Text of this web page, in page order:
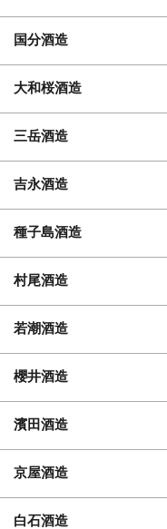
国分酒造
大和桜酒造
三岳酒造
吉永酒造
種子島酒造
村尾酒造
若潮酒造
櫻井酒造
濱田酒造
京屋酒造
白石酒造